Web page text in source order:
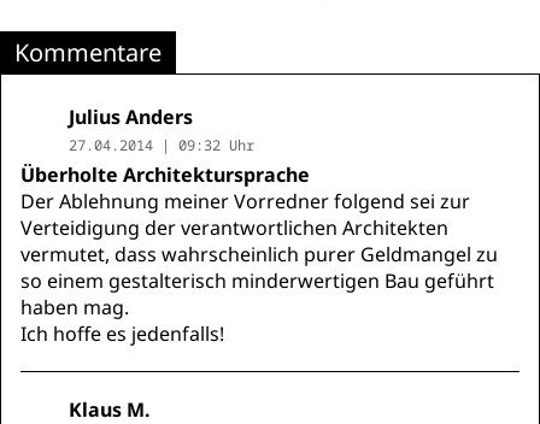
Kommentare
Julius Anders
27.04.2014 | 09:32 Uhr
Überholte Architektursprache
Der Ablehnung meiner Vorredner folgend sei zur
Verteidigung der verantwortlichen Architekten
vermutet, dass wahrscheinlich purer Geldmangel zu
so einem gestalterisch minderwertigen Bau geführt
haben mag.
Ich hoffe es jedenfalls!
Klaus M.